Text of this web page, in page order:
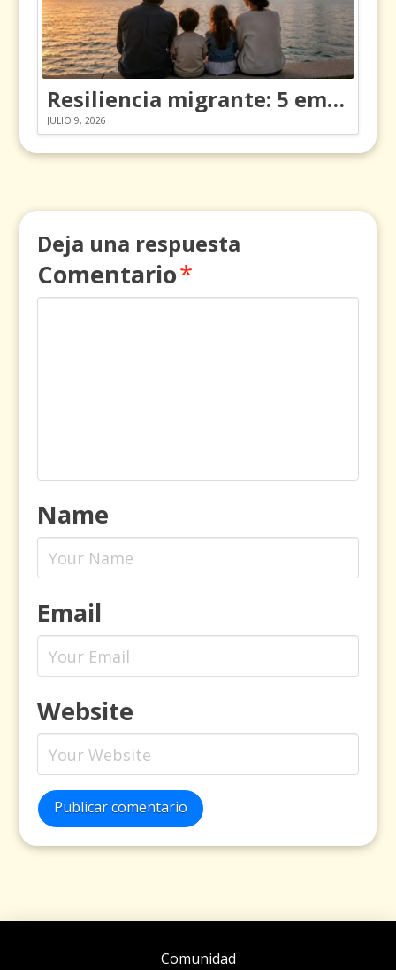
Resiliencia migrante: 5 emociones y cómo gestionarlas
JULIO 9, 2026
Deja una respuesta
Comentario*
Name
Email
Website
Publicar comentario
Comunidad